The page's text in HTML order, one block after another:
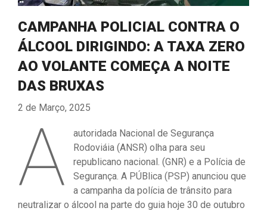
CAMPANHA POLICIAL CONTRA O
ÁLCOOL DIRIGINDO: A TAXA ZERO
AO VOLANTE COMEÇA A NOITE
DAS BRUXAS
2 de Março, 2025
A
autoridada Nacional de Segurança
Rodoviáia (ANSR) olha para seu
republicano nacional. (GNR) e a Polícia de
Segurança. A PÚBlica (PSP) anunciou que
a campanha da polícia de trânsito para
neutralizar o álcool na parte do guia hoje 30 de outubro